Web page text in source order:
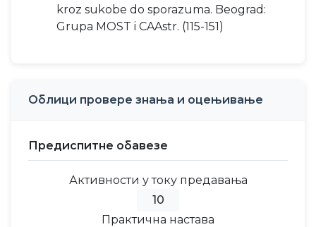
kroz sukobe do sporazuma. Beograd:
Grupa MOST i CAAstr. (115-151)
Облици провере знања и оцењивање
Предиспитне обавезе
Активности у току предавања
10
Практична настава